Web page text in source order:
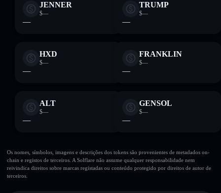
JENNER
$—
—
TRUMP
$—
—
HXD
$—
—
FRANKLIN
$—
—
ALT
$—
—
GENSOL
$—
—
Os nomes, símbolos, imagens e descrições dos tokens são provenientes de metadados on-
chain e registos de terceiros. A Solflare não assume qualquer responsabilidade nem
reivindica direitos sobre marcas registadas ou conteúdo protegido por direitos de autor de
terceiros.